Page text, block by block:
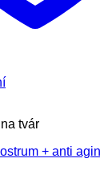
tvár
+ anti